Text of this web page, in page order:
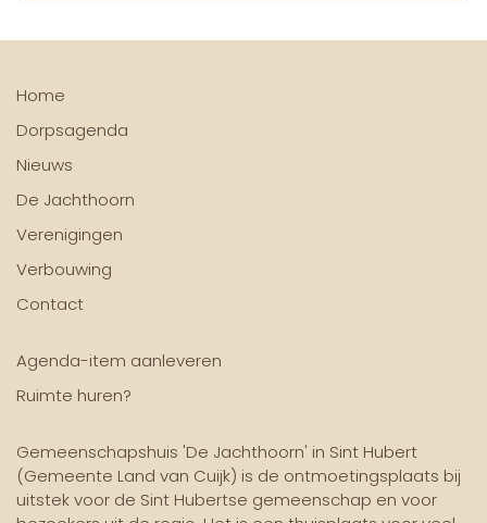
Home
Dorpsagenda
Nieuws
De Jachthoorn
Verenigingen
Verbouwing
Contact
Agenda-item aanleveren
Ruimte huren?
Gemeenschapshuis 'De Jachthoorn' in Sint Hubert
(Gemeente Land van Cuijk) is de ontmoetingsplaats bij
uitstek voor de Sint Hubertse gemeenschap en voor